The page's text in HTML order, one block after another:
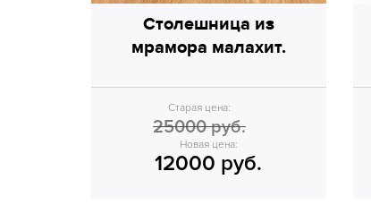
Столешница из
мрамора малахит.
Старая цена:
25000 руб.
Новая цена:
12000 руб.